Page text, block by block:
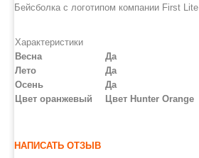
Бейсболка с логотипом компании First Lite
Характеристики
Весна
Да
Лето
Да
Осень
Да
Цвет оранжевый
Цвет Hunter Orange
НАПИСАТЬ ОТЗЫВ